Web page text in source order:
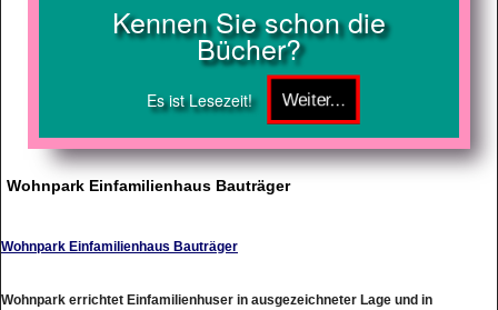
Kennen Sie schon die
Bücher?
Es ist Lesezeit!
Wohnpark Einfamilienhaus Bauträger
Wohnpark Einfamilienhaus Bauträger
Wohnpark errichtet Einfamilienhuser in ausgezeichneter Lage und in